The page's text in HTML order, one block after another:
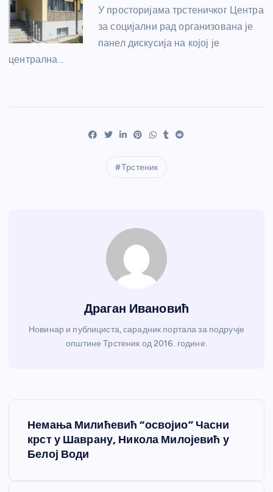
У просторијама трстеничког Центра
за социјални рад организована је
панел дискусија на којој је
централна…
Трстеник
Драган Ивановић
Новинар и публициста, сарадник портала за подручје
општине Трстеник од 2016. године.
Немања Милићевић “освојио” Часни
крст у Шаврану, Никола Милојевић у
Белој Води